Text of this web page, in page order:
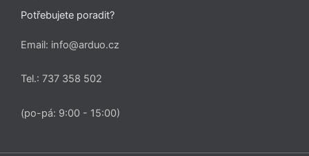
Potřebujete poradit?
Email: info@arduo.cz
Tel.: 737 358 502
(po-pá: 9:00 - 15:00)